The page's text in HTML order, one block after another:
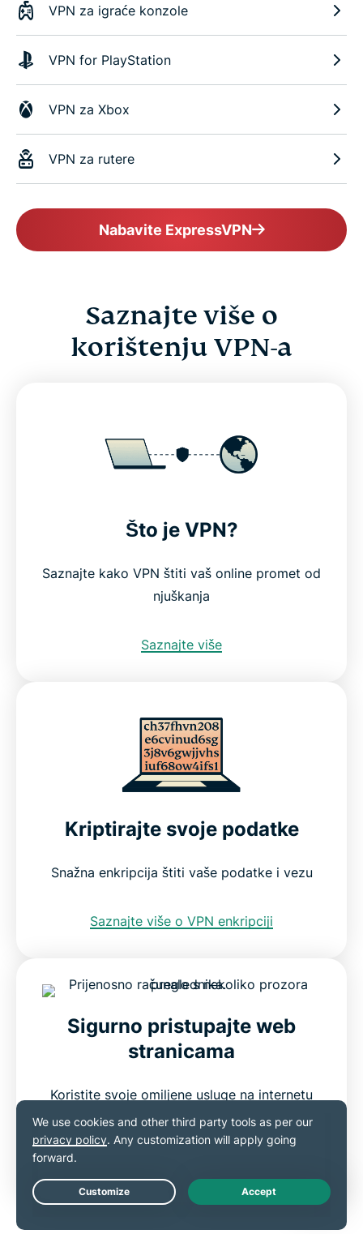
VPN za igraće konzole
VPN for PlayStation
VPN za Xbox
VPN za rutere
Nabavite ExpressVPN
Saznajte više o
korištenju VPN-a
Što je VPN?
Saznajte kako VPN štiti vaš online promet od
njuškanja
Saznajte više
Kriptirajte svoje podatke
Snažna enkripcija štiti vaše podatke i vezu
Saznajte više o VPN enkripciji
Sigurno pristupajte web
stranicama
Koristite svoje omiljene usluge na internetu
bez nadzora trećih strana
Saznajte kako otključati globalni sadržaj
Live Chat